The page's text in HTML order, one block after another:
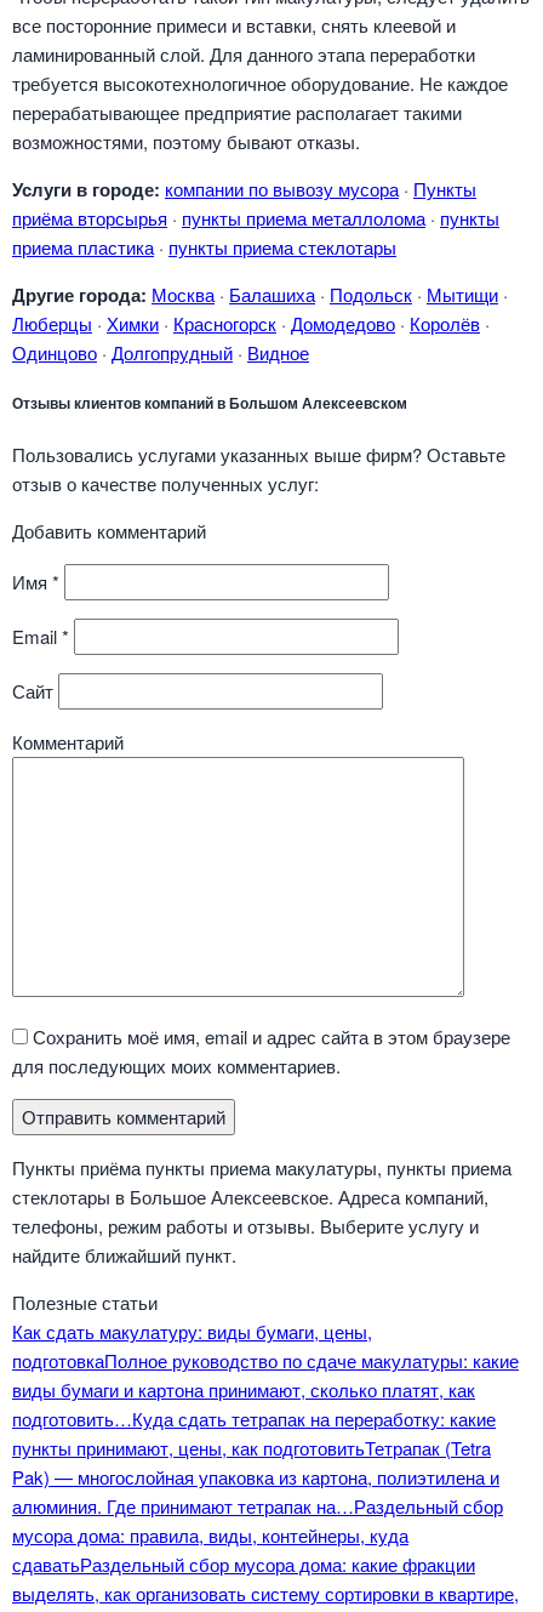
все посторонние примеси и вставки, снять клеевой и
ламинированный слой. Для данного этапа переработки
требуется высокотехнологичное оборудование. Не каждое
перерабатывающее предприятие располагает такими
возможностями, поэтому бывают отказы.
Услуги в городе: компании по вывозу мусора · Пункты
приёма вторсырья · пункты приема металлолома · пункты
приема пластика · пункты приема стеклотары
Другие города: Москва · Балашиха · Подольск · Мытищи ·
Люберцы · Химки · Красногорск · Домодедово · Королёв ·
Одинцово · Долгопрудный · Видное
Отзывы клиентов компаний в Большом Алексеевском
Пользовались услугами указанных выше фирм? Оставьте
отзыв о качестве полученных услуг:
Добавить комментарий
Имя *
Email*
Сайт
Комментарий
Сохранить моё имя, email и адрес сайта в этом браузере
для последующих моих комментариев.
Пункты приёма пункты приема макулатуры, пункты приема
стеклотары в Большое Алексеевское. Адреса компаний,
телефоны, режим работы и отзывы. Выберите услугу и
найдите ближайший пункт.
Полезные статьи
Как сдать макулатуру: виды бумаги, цены,
подготовкаПолное руководство по сдаче макулатуры: какие
виды бумаги и картона принимают, сколько платят, как
подготовить…Куда сдать тетрапак на переработку: какие
пункты принимают, цены, как подготовитьТетрапак (Tetra
Pak) — многослойная упаковка из картона, полиэтилена и
алюминия. Где принимают тетрапак на…Раздельный сбор
мусора дома: правила, виды, контейнеры, куда
сдаватьРаздельный сбор мусора дома: какие фракции
выделять, как организовать систему сортировки в квартире,